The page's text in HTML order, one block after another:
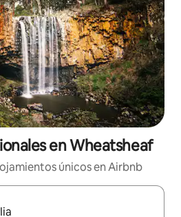
en Wheatsheaf
únicos en Airbnb
disponibles, navega con las